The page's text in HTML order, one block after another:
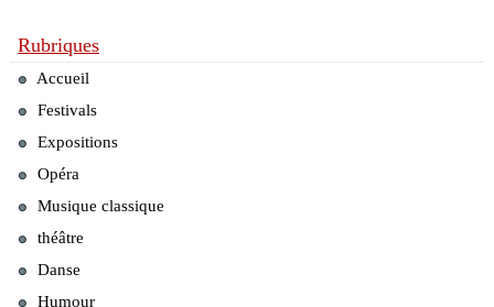
Rubriques
Accueil
Festivals
Expositions
Opéra
Musique classique
théâtre
Danse
Humour